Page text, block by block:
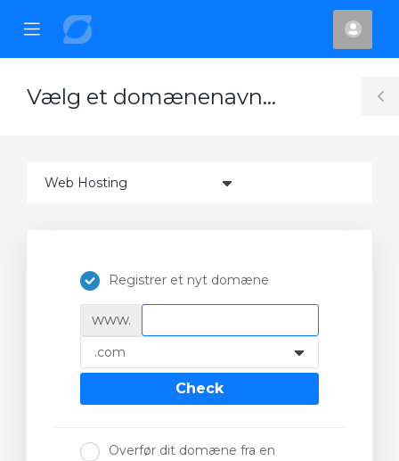
Mobile
Menu
Vælg et domænenavn…
Registrer et nyt domæne
www.
Check
Overfør dit domæne fra en